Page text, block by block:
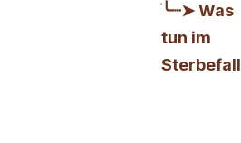
ׂ╰┈➤ Was
tun im
Sterbefall